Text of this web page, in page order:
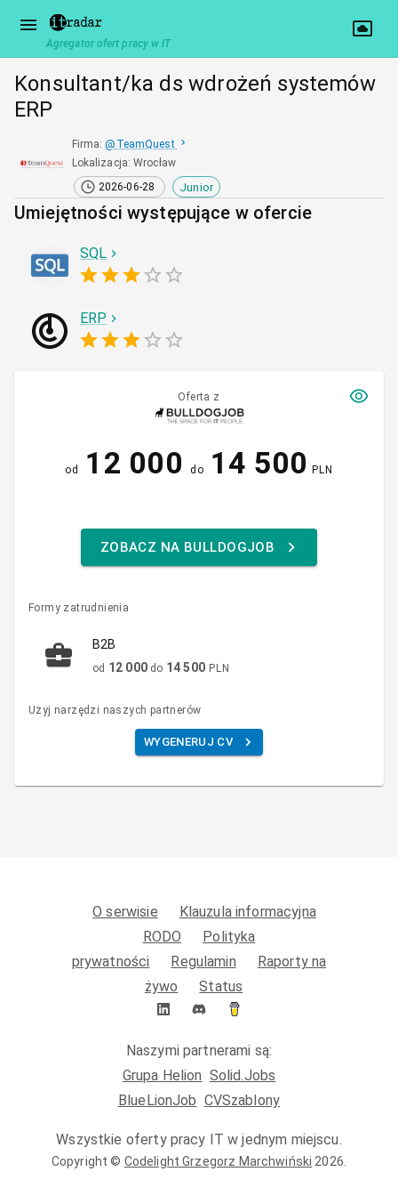
Agregator ofert pracy w IT
Konsultant/ka ds wdrożeń systemów
ERP
Firma: @ TeamQuest
Lokalizacja:Wrocław
2026-06-28
Junior
Umiejętności występujące w ofercie
SQL
ERP
Oferta z
od 12 000 do 14 500 PLN
ZOBACZ NA BULLDOGJOB
Formy zatrudnienia
B2B
od 12 000 do 14 500 PLN
Użyj narzędzi naszych partnerów
WYGENERUJ CV
O serwisie
Klauzula informacyjna
RODO
Polityka
prywatności
Regulamin
Raporty na
żywo
Status
Naszymi partnerami są:
Grupa Helion Solid.Jobs
BlueLionJob CVSzablony
Wszystkie oferty pracy IT w jednym miejscu.
Copyright © Codelight Grzegorz Marchwiński 2026